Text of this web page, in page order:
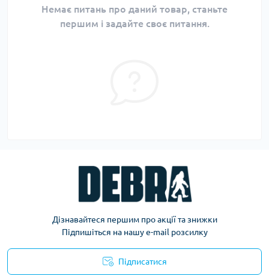
Немає питань про даний товар, станьте
першим і задайте своє питання.
Дізнавайтеся першим про акції та знижки
Підпишіться на нашу e-mail розсилку
Підписатися